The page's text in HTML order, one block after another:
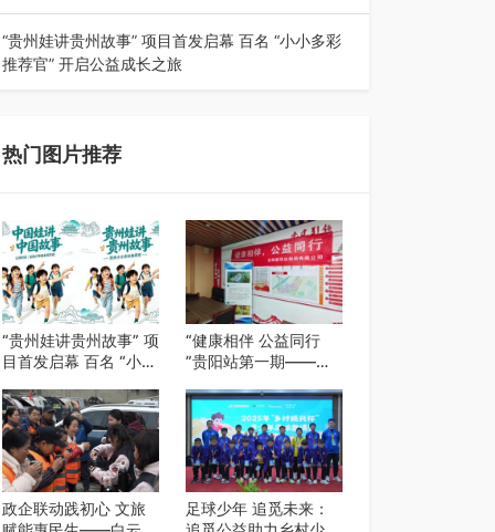
入伏后的贵州，清凉依旧。而在毕节深处的九洞天
景区，贵州首个水上喀斯特沉浸式RPG…
“贵州娃讲贵州故事” 项目首发启幕 百名 “小小多彩
推荐官” 开启公益成长之旅
热门图片推荐
“贵州娃讲贵州故事” 项
目首发启幕 百名 “小小
成长之旅
“健康相伴 公益同行
”贵阳站第一期——岳
健康公益科普活动
政企联动践初心 文旅
足球少年 追觅未来：